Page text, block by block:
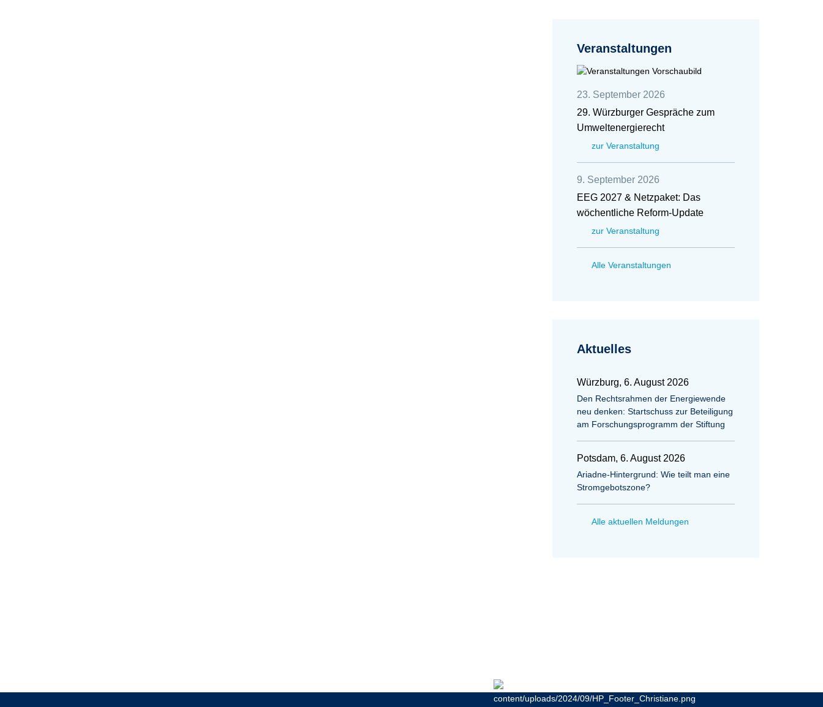
Veranstaltungen
23. September 2026
29. Würzburger Gespräche zum
Umweltenergierecht
zur Veranstaltung
9. September 2026
EEG 2027 & Netzpaket: Das
wöchentliche Reform-Update
zur Veranstaltung
Alle Veranstaltungen
Aktuelles
Würzburg, 6. August 2026
Den Rechtsrahmen der Energiewende
neu denken: Startschuss zur Beteiligung
am Forschungsprogramm der Stiftung
Potsdam, 6. August 2026
Ariadne-Hintergrund: Wie teilt man eine
Stromgebotszone?
Alle aktuellen Meldungen